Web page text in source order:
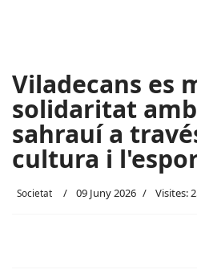
Viladecans es
solidaritat
sahrauí a
cultura i
Societat 09 Juny 2026 Visites: